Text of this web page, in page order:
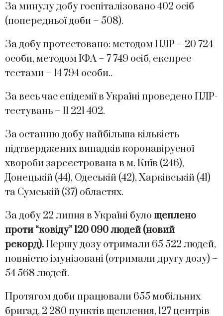
За минулу добу госпіталізовано 402 осіб
(попередньої доби – 508).
За добу протестовано: методом ПЛР – 20 724
особи, методом ІФА – 7 749 осіб, експрес-
тестами – 14 794 особи..
За весь час епідемії в Україні проведено ПЛР-
тестувань – 11 221 402.
За останню добу найбільша кількість
підтверджених випадків коронавірусної
хвороби зареєстрована в м. Київ (246),
Донецькій (44), Одеській (42), Харківській (41)
та Сумській (37) областях.
За добу 22 липня в Україні було щеплено
проти “ковіду” 120 090 людей (новий
рекорд).Першу дозу отримали 65 522 людей,
повністю імунізовані (отримали другу дозу) –
54 568 людей.
Протягом доби працювали 655 мобільних
бригад, 2 280 пунктів щеплення, 127 центрів